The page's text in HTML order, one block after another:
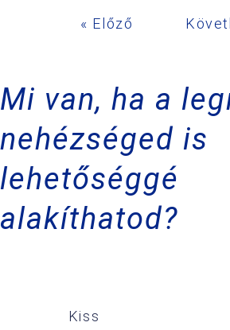
« Előző
Mi van, ha a
nehézséged is
lehetőséggé
alakíthatod?